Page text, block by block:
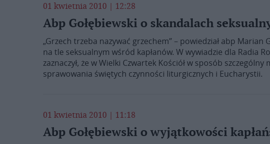
01 kwietnia 2010 | 12:28
Abp Gołębiewski o skandalach
„Grzech trzeba nazywać grzechem” – powiedział abp Marian
na tle seksualnym wśród kapłanów. W wywiadzie dla Radia
zaznaczył, że w Wielki Czwartek Kościół w sposób
sprawowania świętych czynności liturgicznych i Eucharystii.
01 kwietnia 2010 | 11:18
Abp Gołębiewski o wyjątkowości